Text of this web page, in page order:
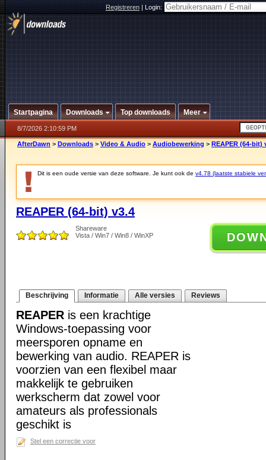
Registreren|Login:
Startpagina Downloads Top downloads Meer
8/7/2026 2:10:59 PM
AfterDawn > Downloads > Video & Audio > Audiobewerking > REAPER (64-bit)
Dit is een oude versie van deze software. Je kunt ook de v4.78 (laatste stabiele
REAPER (64-bit) v3.4
Shareware
Vista / Win7 / Win8 / WinXP
Beschrijving Informatie Alle versies Reviews
REAPER is een krachtige
Windows-toepassing voor
meersporen opname en
bewerking van audio. REAPER is
voorzien van een flexibel maar
makkelijk te gebruiken
werkscherm dat zowel voor
amateurs als professionals
geschikt is
Stel een correctie voor